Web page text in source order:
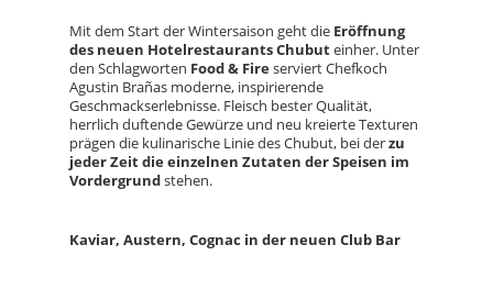
Mit dem Start der Wintersaison geht die Eröffnung
des neuen Hotelrestaurants Chubuteinher. Unter
den Schlagworten Food & Fireserviert Chefkoch
Agustin Brañas moderne, inspirierende
Geschmackserlebnisse. Fleisch bester Qualität,
herrlich duftende Gewürze und neu kreierte Texturen
prägen die kulinarische Linie des Chubut, bei derzu
jeder Zeit die einzelnen Zutaten der Speisen im
Vordergrundstehen.
Kaviar, Austern, Cognac in der neuen Club Bar